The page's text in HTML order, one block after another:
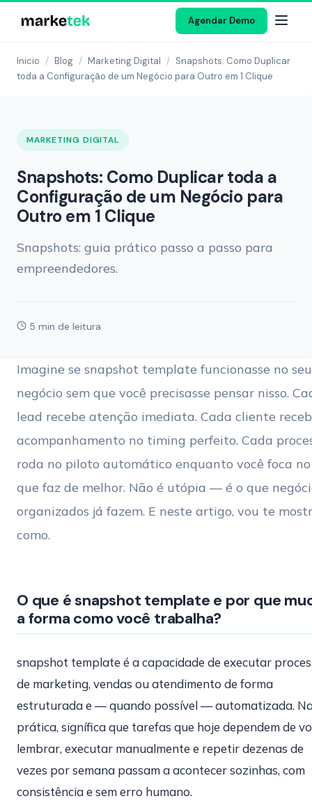
Agendar Demo
Inicio / Blog / Marketing Digital / Snapshots: Como Duplicar
toda a Configuração de um Negócio para Outro em 1 Clique
MARKETING DIGITAL
Snapshots: Como Duplicar toda a
Configuração de um Negócio para
Outro em 1 Clique
Snapshots: guia prático passo a passo para
empreendedores.
5 min de leitura
Imagine se snapshot template funcionasse no seu
negócio sem que você precisasse pensar nisso.
lead recebe atenção imediata. Cada cliente
acompanhamento no timing perfeito. Cada
roda no piloto automático enquanto você foca no
que faz de melhor. Não é utópia — é o que
organizados já fazem. E neste artigo, vou te
como.
O que é snapshot template e por que
a forma como você trabalha?
snapshot template é a capacidade de executar
de marketing, vendas ou atendimento de forma
estruturada e — quando possível — automatizada.
prática, signífica que tarefas que hoje dependem de
lembrar, executar manualmente e repetir dezenas de
vezes por semana passam a acontecer sozinhas, com
consistência e sem erro humano.